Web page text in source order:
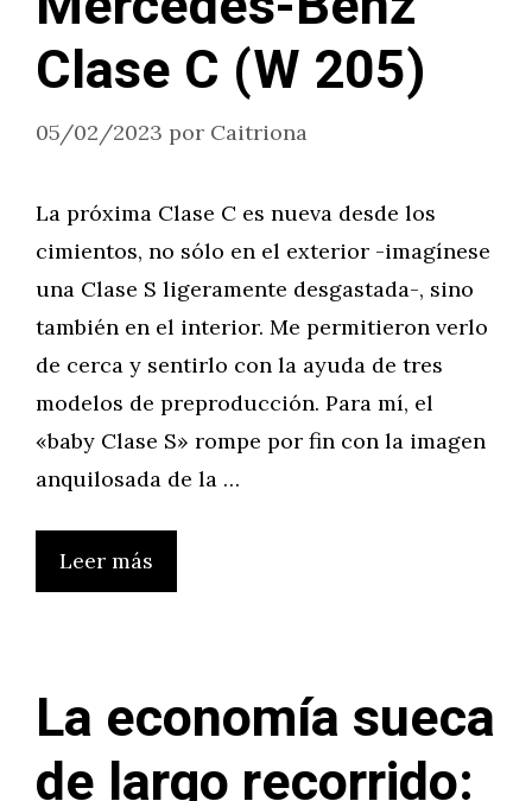
Clase C (W 205)
05/02/2023 por Caitriona
La próxima Clase C es nueva desde los
cimientos, no sólo en el exterior -imagínese
una Clase S ligeramente desgastada-, sino
también en el interior. Me permitieron verlo
de cerca y sentirlo con la ayuda de tres
modelos de preproducción. Para mí, el
«baby Clase S» rompe por fin con la imagen
anquilosada de la …
Leer más
La economía sueca
de largo recorrido: